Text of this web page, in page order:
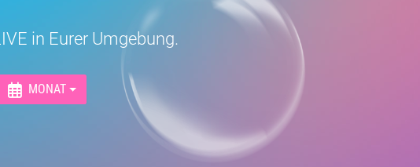
in Eurer Umgebung.
MONAT